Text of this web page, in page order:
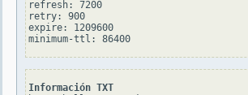
refresh: 7200
retry: 900
expire: 1209600
Información TXT